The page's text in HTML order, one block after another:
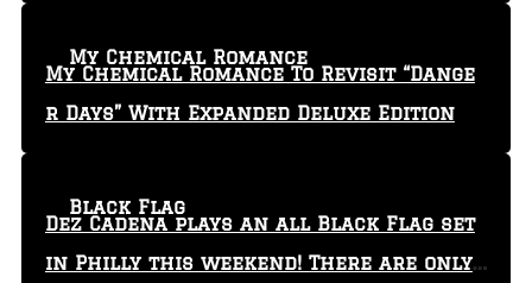
My Chemical Romance To Revisit “Dange
r Days” With Expanded Deluxe Edition
My Chemical Romance
Dez Cadena plays an all Black Flag set
in Philly this weekend! There are only
Black Flag